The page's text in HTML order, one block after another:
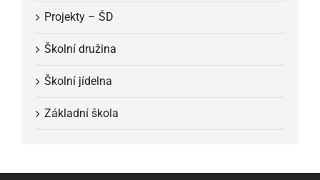
Projekty – ŠD
Školní družina
Školní jídelna
Základní škola